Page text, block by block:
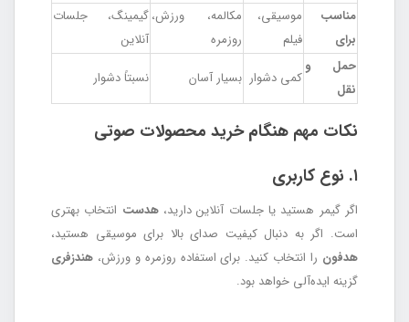
مناسب
برای
موسیقی،
فیلم
مکالمه، ورزش،
روزمره
گیمینگ، جلسات
آنلاین
حمل و
نقل
کمی دشوار بسیار آسان نسبتاً دشوار
نکات مهم هنگام خرید محصولات صوتی
۱. نوع کاربری
اگر گیمر هستید یا جلسات آنلاین دارید،هدست انتخاب بهتری
است. اگر به دنبال کیفیت صدای بالا برای موسیقی هستید،
هدفون را انتخاب کنید. برای استفاده روزمره و ورزش، هندزفری
گزینه ایده‌آلی خواهد بود.